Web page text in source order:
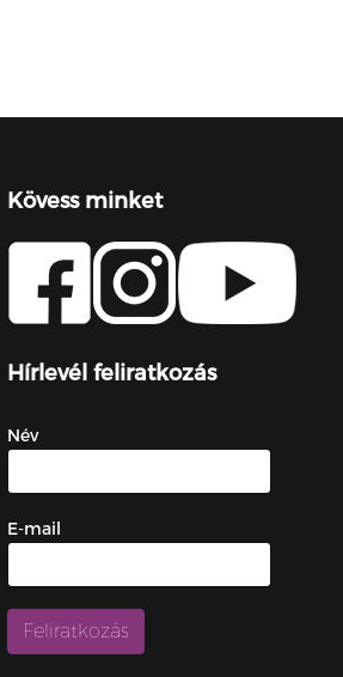
Kövess minket
Hírlevél feliratkozás
Név
E-mail